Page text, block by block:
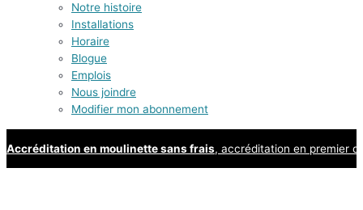
Notre histoire
Installations
Horaire
Blogue
Emplois
Nous joindre
Modifier mon abonnement
Accréditation en moulinette sans frais, accréditation en premier